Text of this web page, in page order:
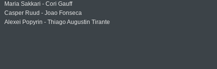
Maria Sakkari - Cori Gauff
Casper Ruud - Joao Fonseca
Alexei Popyrin - Thiago Augustin Tirante